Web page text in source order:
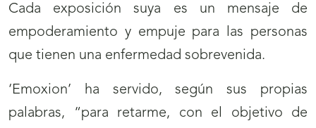
Cada exposición suya es un mensaje de
empoderamiento y empuje para las personas
que tienen una enfermedad sobrevenida.
‘Emoxion’ ha servido, según sus propias
palabras, “para retarme, con el objetivo de